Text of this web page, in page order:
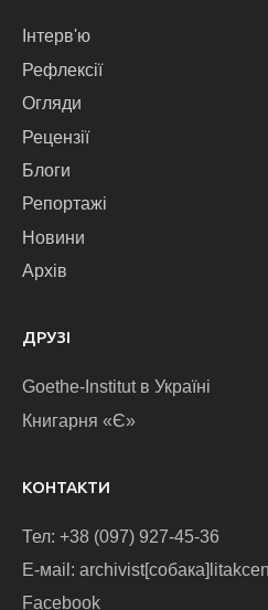
Інтерв'ю
Рефлексії
Огляди
Рецензії
Блоги
Репортажі
Новини
Архів
ДРУЗІ
Goethe-Institut в Україні
Книгарня «Є»
КОНТАКТИ
Тел: +38 (097) 927-45-36
E-маіl:
Facebook